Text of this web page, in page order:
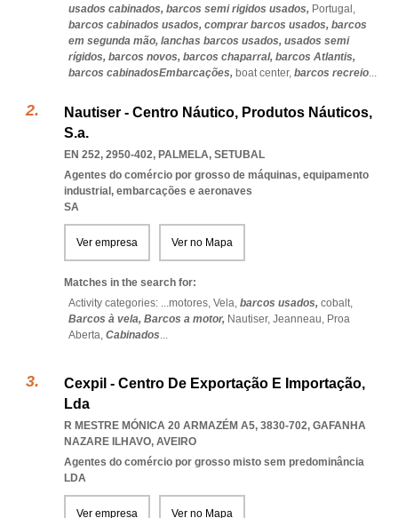
usados cabinados, barcos semi rigidos usados, Portugal,
barcos cabinados usados, comprar barcos usados, barcos
em segunda mão, lanchas barcos usados, usados semi
rígidos, barcos novos, barcos chaparral, barcos Atlantis,
barcos cabinadosEmbarcações, boat center, barcos recreio...
Nautiser - Centro Náutico, Produtos Náuticos,
S.a.
EN 252, 2950-402, PALMELA, SETUBAL
Agentes do comércio por grosso de máquinas, equipamento
industrial, embarcações e aeronaves
SA
Ver empresa Ver no Mapa
Matches in the search for:
Activity categories: ...motores, Vela, barcos usados, cobalt,
Barcos à vela, Barcos a motor, Nautiser, Jeanneau, Proa
Aberta, Cabinados...
Cexpil - Centro De Exportação E Importação,
Lda
R MESTRE MÓNICA 20 ARMAZÉM A5, 3830-702, GAFANHA
NAZARE ILHAVO, AVEIRO
Agentes do comércio por grosso misto sem predominância
LDA
Ver empresa Ver no Mapa